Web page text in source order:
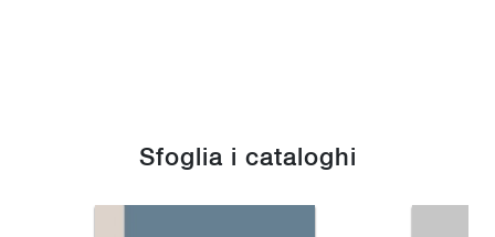
Sfoglia i cataloghi